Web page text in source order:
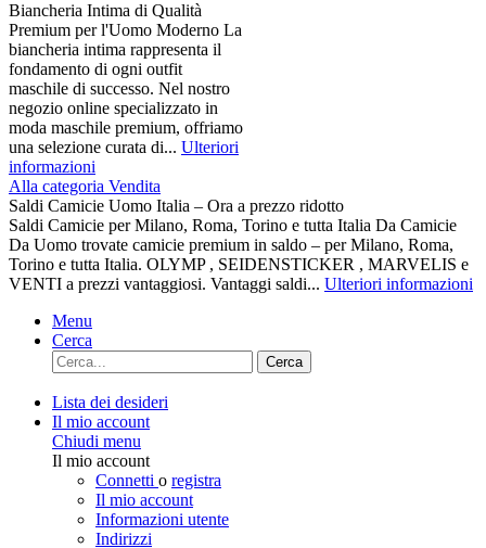
Biancheria Intima di Qualità
Premium per l'Uomo Moderno La
biancheria intima rappresenta il
fondamento di ogni outfit
maschile di successo. Nel nostro
negozio online specializzato in
moda maschile premium, offriamo
una selezione curata di... Ulteriori
informazioni
Alla categoria Vendita
Saldi Camicie Uomo Italia – Ora a prezzo ridotto
Saldi Camicie per Milano, Roma, Torino e tutta Italia Da Camicie
Da Uomo trovate camicie premium in saldo – per Milano, Roma,
Torino e tutta Italia. OLYMP , SEIDENSTICKER , MARVELIS e
VENTI a prezzi vantaggiosi. Vantaggi saldi... Ulteriori informazioni
Menu
Cerca
Cerca
Lista dei desideri
Il mio account
Chiudi menu
Il mio account
Connetti o registra
Il mio account
Informazioni utente
Indirizzi